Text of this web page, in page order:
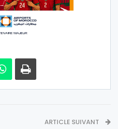
ARTICLE SUIVANT